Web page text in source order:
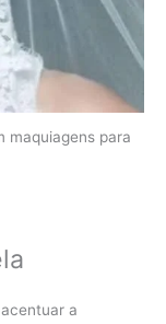
maquiagens para
a